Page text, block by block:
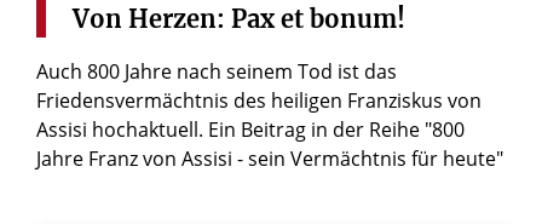
Von Herzen: Pax et bonum!
Auch 800 Jahre nach seinem Tod ist das
Friedensvermächtnis des heiligen Franziskus von
Assisi hochaktuell. Ein Beitrag in der Reihe "800
Jahre Franz von Assisi - sein Vermächtnis für heute"